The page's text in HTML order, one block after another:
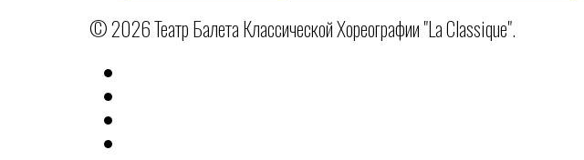
© 2026 Театр Балета Классической Хореографии "La Classique".